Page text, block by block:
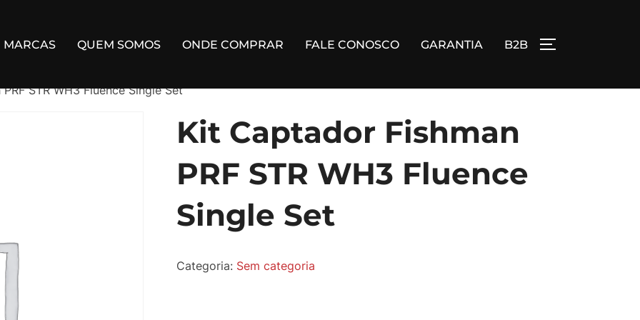
MARCAS QUEM SOMOS ONDE COMPRAR FALE CONOSCO GARANTIA B2B ALTERNAR
STR WH3 Fluence Single Set
Kit Captador Fishman
PRF STR WH3 Fluence
Single Set
Categoria: Sem categoria